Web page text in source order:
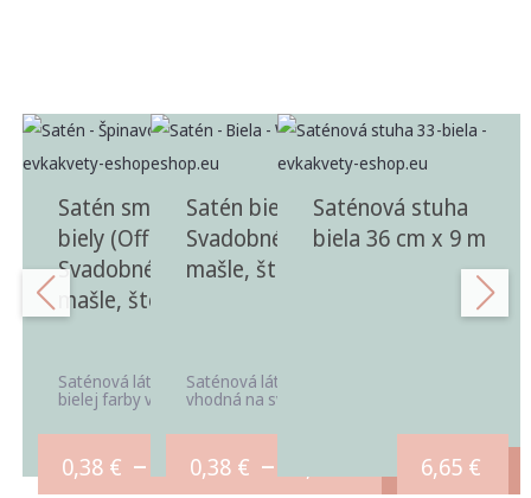
Satén smotanovo
biely (Off White) |
Svadobné saténové
mašle, štóly a látky
Saténová látka smotanovo
bielej farby vhodná na ...
0,38 € – 43,20€
Satén biely (White) |
Svadobné saténové
mašle, štóly a látky
Saténová látka bielej farby
vhodná na svadobné ...
0,38 € –
Saténová stuha
biela 36 cm x 9 m
6,65 €